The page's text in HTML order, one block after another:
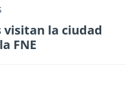
visitan la ciudad
FNE